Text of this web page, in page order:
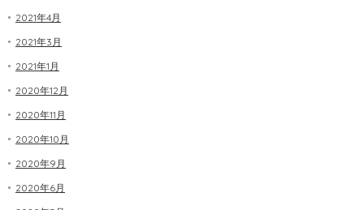
2021年4月
2021年3月
2021年1月
2020年12月
2020年11月
2020年10月
2020年9月
2020年6月